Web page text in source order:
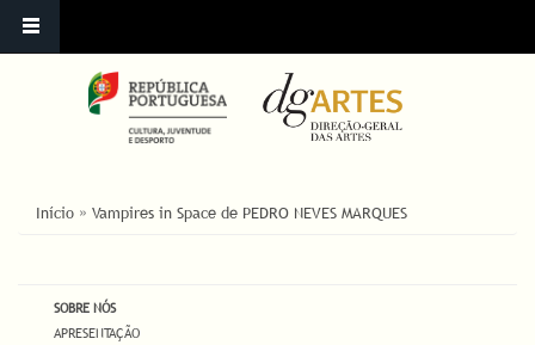
ESTÁ AQUI
Início » Vampires in Space de PEDRO NEVES MARQUES
SOBRE NÓS
APRESENTAÇÃO